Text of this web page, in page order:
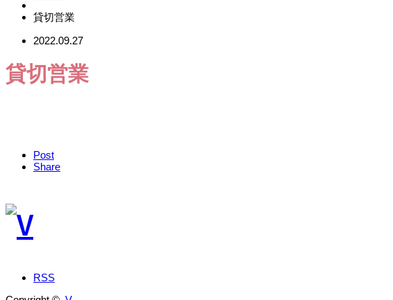
貸切営業
2022.09.27
貸切営業
Post
Share
RSS